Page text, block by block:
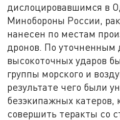
дислоцировавшимся в
Минобороны России,
нанесен по местам
дронов. По
высокоточных ударов
группы морского и
результате чего были
безэкипажных
совершить теракты со